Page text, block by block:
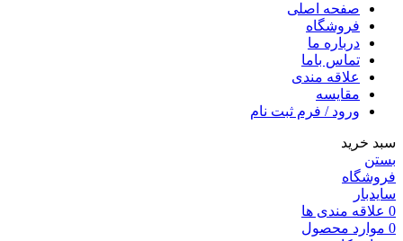
صفحه اصلی
فروشگاه
درباره ما
تماس باما
علاقه مندی
مقایسه
ورود / فرم ثبت نام
سبد خرید
بستن
فروشگاه
سایدبار
0 علاقه مندی ها
0 موارد محصول